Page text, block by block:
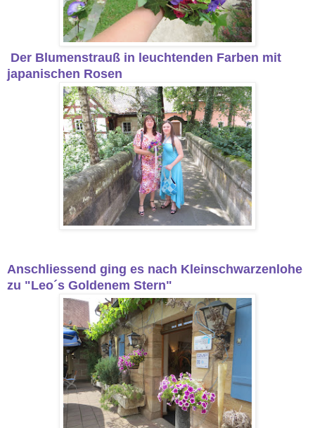
Der Blumenstrauß in leuchtenden Farben mit
japanischen Rosen
Anschliessend ging es nach Kleinschwarzenlohe
zu "Leo´s Goldenem Stern"